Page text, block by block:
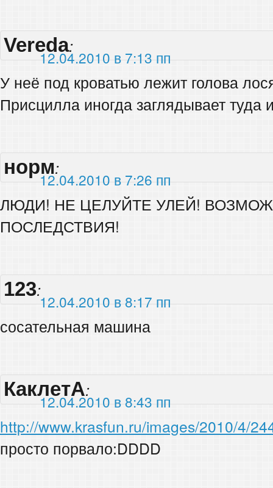
Vereda:
12.04.2010 в 7:13 пп
У неё под кроватью лежит голова
Присцилла иногда заглядывает
норм:
12.04.2010 в 7:26 пп
ЛЮДИ! НЕ ЦЕЛУЙТЕ УЛЕЙ!
ПОСЛЕДСТВИЯ!
123:
12.04.2010 в 8:17 пп
сосательная машина
КаклетА:
12.04.2010 в 8:43 пп
http://www.krasfun.ru/images/2010/4/
просто порвало:DDDD